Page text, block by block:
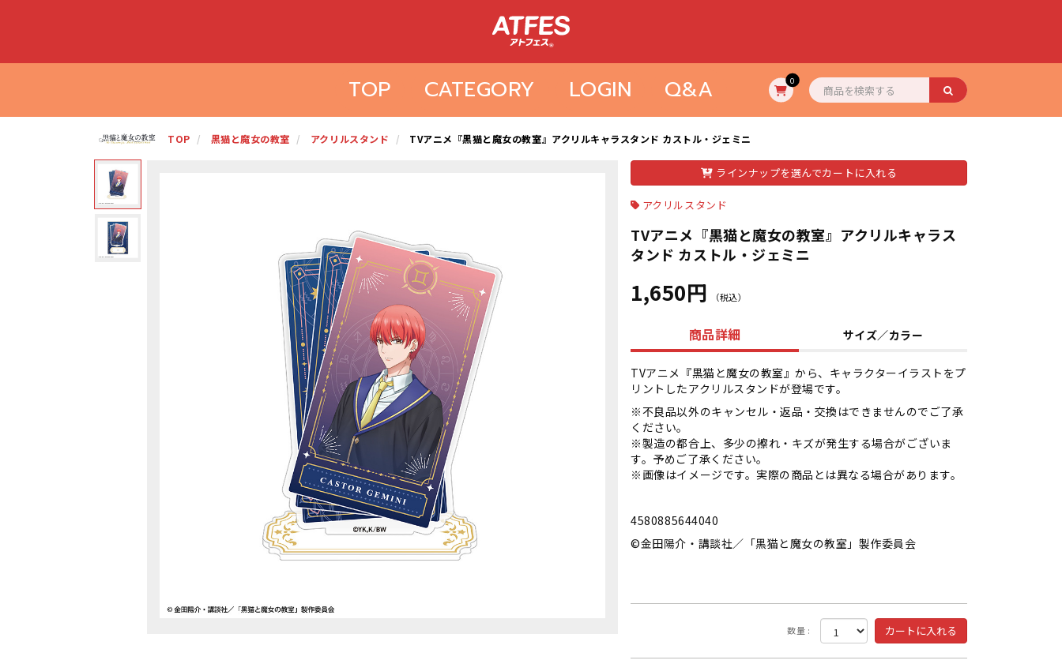
TOP CATEGORY LOGIN Q&A 0
TOP 黒猫と魔女の教室 アクリルスタンド TVアニメ『黒猫と魔女の教室』アクリルキャラスタンド カストル・ジェミニ
ラインナップを選んでカートに入れる
アクリルスタンド
TVアニメ『黒猫と魔女の教室』アクリルキャラス
タンド カストル・ジェミニ
1,650円 （税込）
商品詳細 サイズ／カラー
TVアニメ『黒猫と魔女の教室』から、キャラクターイラストをプ
リントしたアクリルスタンドが登場です。
※不良品以外のキャンセル・返品・交換はできませんのでご了承
ください。
※製造の都合上、多少の擦れ・キズが発生する場合がございま
す。予めご了承ください。
※画像はイメージです。実際の商品とは異なる場合があります。
4580885644040
©金田陽介・講談社／「黒猫と魔女の教室」製作委員会
数量 :